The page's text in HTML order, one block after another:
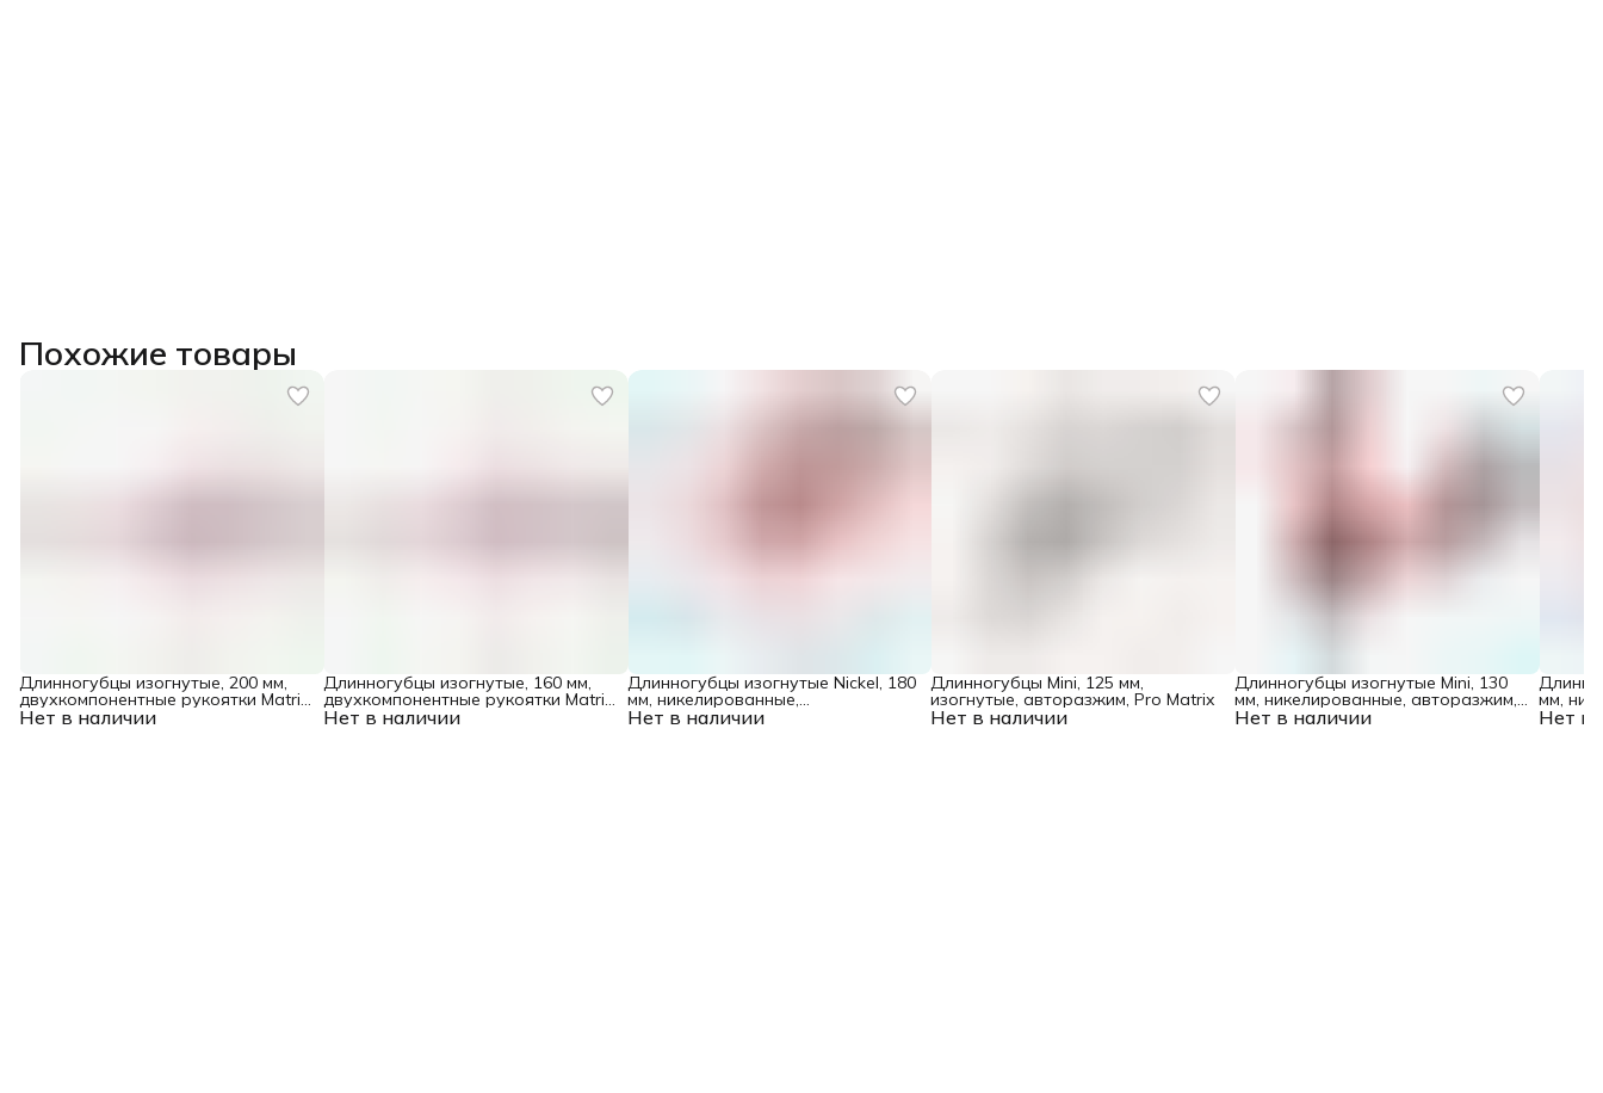
Похожие товары
Нет в наличии
Длинногубцы изогнутые, 200 мм,
двухкомпонентные рукоятки Matrix
Professional Нет в наличии
Длинногубцы изогнутые, 160 мм,
двухкомпонентные рукоятки Matrix
Professional Нет в наличии
Длинногубцы изогнутые Nickel, 180
мм, никелированные,
двухкомпонентные рукоятки Matrix Нет в наличии
Длинногубцы Mini, 125 мм,
изогнутые, авторазжим, Pro Matrix
Нет в наличии
Длинногубцы изогнутые Mini, 130
мм, никелированные, авторазжим,
двухкомпонентные рукоятки Matrix Нет в
мм,